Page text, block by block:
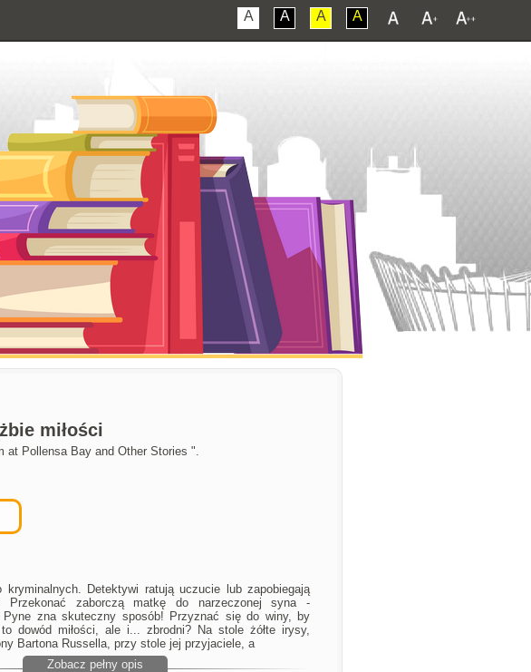
A A A A
miłości
at Pollensa Bay and Other Stories ".
kryminalnych. Detektywi ratują uczucie lub zapobiegają
Przekonać zaborczą matkę do narzeczonej syna -
Pyne zna skuteczny sposób! Przyznać się do winy, by
dowód miłości, ale i... zbrodni? Na stole żółte irysy,
Bartona Russella, przy stole jej przyjaciele, a
Zobacz pełny opis